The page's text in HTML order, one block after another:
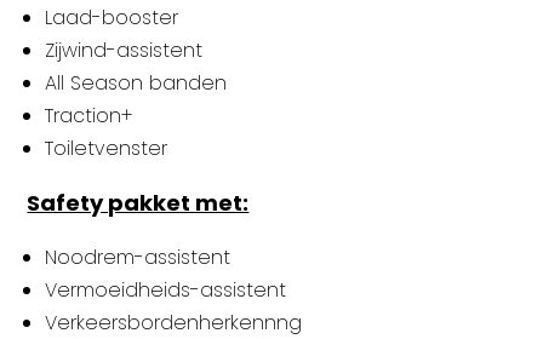
Laad-booster
Zijwind-assistent
All Season banden
Traction+
Toiletvenster
Safety pakket met:
Noodrem-assistent
Vermoeidheids-assistent
Verkeersbordenherkennng